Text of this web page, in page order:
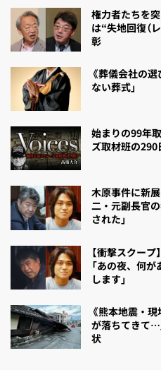
権力者たちを
は“失地回復（
彰
《葬儀会社の
ない葬式」
始まりの99年
ズ取材班の290
木原事件に新
二・元副長官
された」
【衝撃スクー
「あの夜、何
します」
《熊本地震・現
が落ちてきて…
状